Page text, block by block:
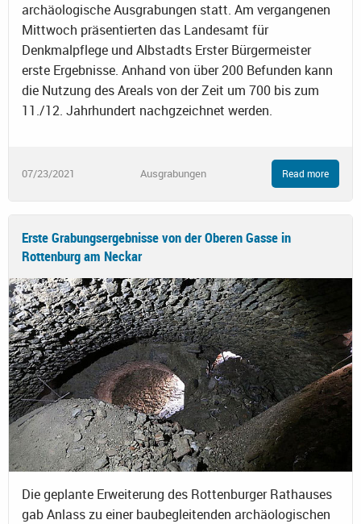
archäologische Ausgrabungen statt. Am vergangenen
Mittwoch präsentierten das Landesamt für
Denkmalpflege und Albstadts Erster Bürgermeister
erste Ergebnisse. Anhand von über 200 Befunden kann
die Nutzung des Areals von der Zeit um 700 bis zum
11./12. Jahrhundert nachgzeichnet werden.
07/23/2021 Ausgrabungen Read more
Erste Grabungsergebnisse von der Oberen Gasse in
Rottenburg am Neckar
Die geplante Erweiterung des Rottenburger Rathauses
gab Anlass zu einer baubegleitenden archäologischen